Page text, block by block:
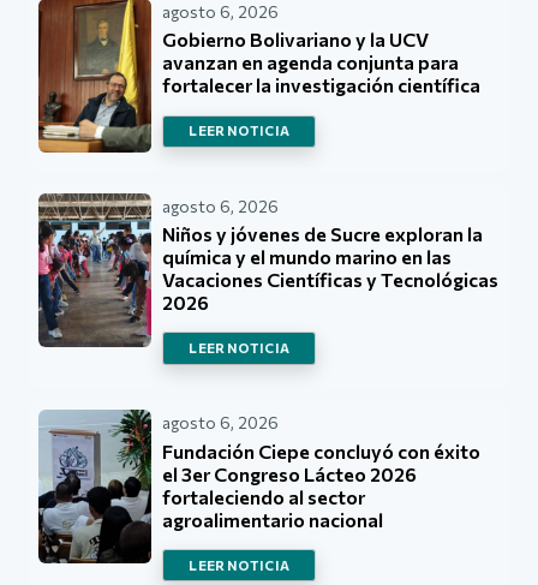
agosto 6, 2026
Gobierno Bolivariano y la UCV
avanzan en agenda conjunta para
fortalecer la investigación científica
LEER NOTICIA
agosto 6, 2026
Niños y jóvenes de Sucre exploran la
química y el mundo marino en las
Vacaciones Científicas y Tecnológicas
2026
LEER NOTICIA
agosto 6, 2026
Fundación Ciepe concluyó con éxito
el 3er Congreso Lácteo 2026
fortaleciendo al sector
agroalimentario nacional
LEER NOTICIA